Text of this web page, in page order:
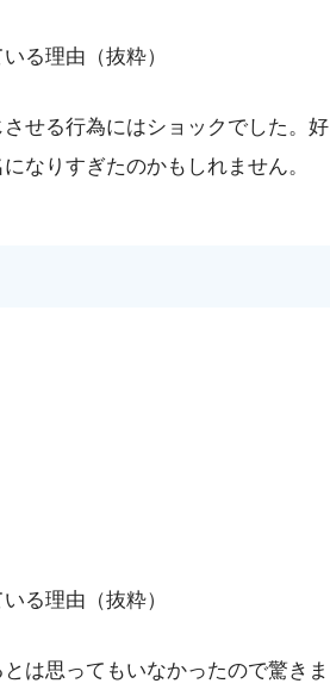
る理由（抜粋）
せる行為にはショックでした。好
なりすぎたのかもしれません。
る理由（抜粋）
は思ってもいなかったので驚きま